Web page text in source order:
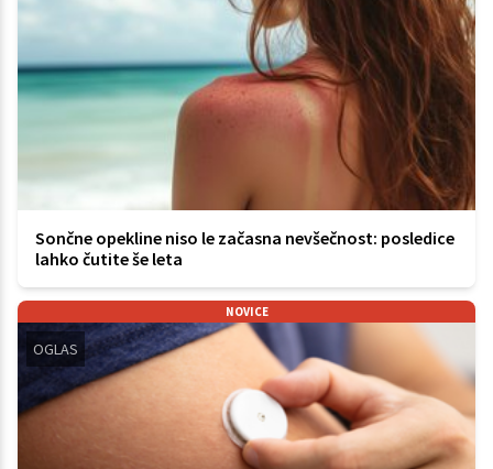
Sončne opekline niso le začasna nevšečnost: posledice
lahko čutite še leta
NOVICE
OGLAS